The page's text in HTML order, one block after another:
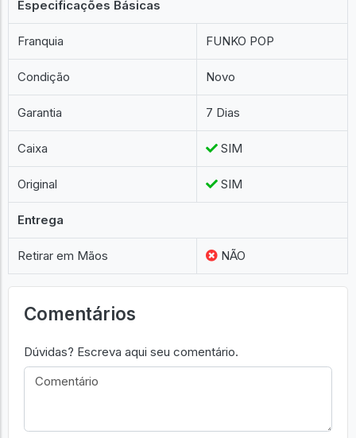
Especificações Básicas
Franquia FUNKO POP
Condição Novo
Garantia 7 Dias
Caixa SIM
Original SIM
Entrega
Retirar em Mãos NÃO
Comentários
Dúvidas? Escreva aqui seu comentário.